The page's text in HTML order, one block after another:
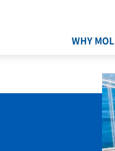
WHY MOL